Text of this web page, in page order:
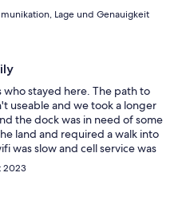
Lage und Genauigkeit
who stayed here. The path to
useable and we took a longer
the dock was in need of some
land and required a walk into
was slow and cell service was
in mind. Outdoor areas were
each night and never ate a
and dishwasher was used
2023